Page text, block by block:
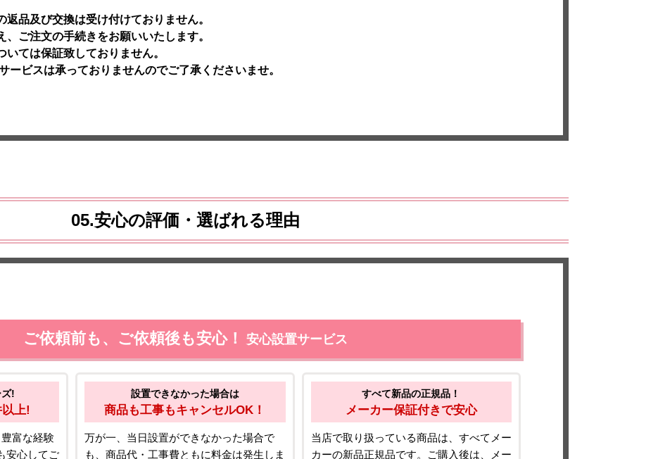
品及び交換は受け付けておりません。
ご注文の手続きをお願いいたします。
ては保証致しておりません。
ービスは承っておりませんのでご了承くださいませ。
05.安心の評価・選ばれる理由
ご依頼前も、ご依頼後も安心！ 安心設置サービス
!
上!
富な経験
安心してご
設置できなかった場合は
商品も工事もキャンセルOK！
万が一、当日設置ができなかった場合で
も、商品代・工事費ともに料金は発生しま
すべて新品の正規品！
メーカー保証付きで安心
当店で取り扱っている商品は、すべてメー
カーの新品正規品です。ご購入後は、メー